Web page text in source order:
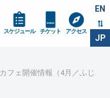
EN
JP
スケジュール チケット アクセス
フェ開催情報（4月／ふじ